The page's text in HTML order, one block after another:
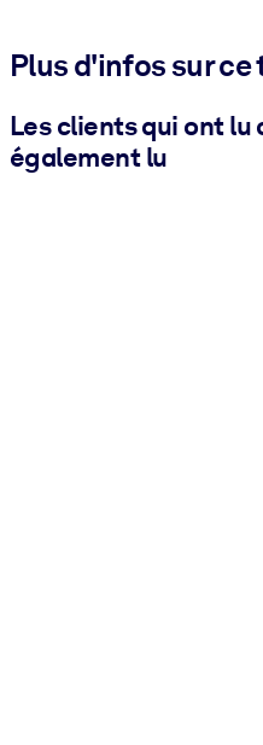
Plus d'infos sur ce
Les clients qui ont lu
également lu